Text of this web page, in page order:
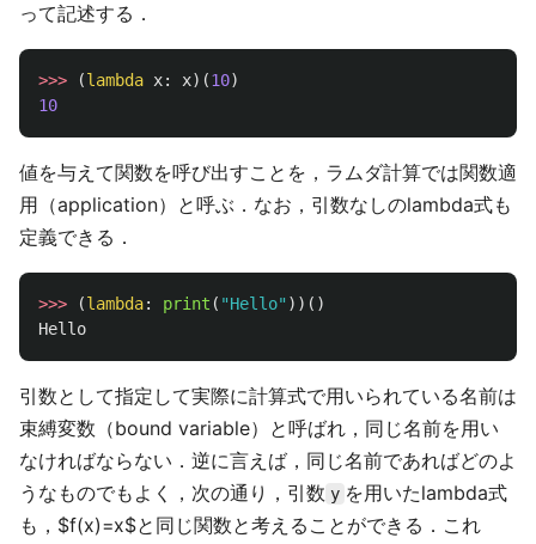
って記述する．
>>> (lambda x: x)(10)
10
値を与えて関数を呼び出すことを，ラムダ計算では関数適
用（application）と呼ぶ．なお，引数なしのlambda式も
定義できる．
>>> (lambda: print ( "Hello" ))()
Hello
引数として指定して実際に計算式で用いられている名前は
束縛変数（bound variable）と呼ばれ，同じ名前を用い
なければならない．逆に言えば，同じ名前であればどのよ
うなものでもよく，次の通り，引数 y を用いたlambda式
も，$f(x)=x$と同じ関数と考えることができる．これ